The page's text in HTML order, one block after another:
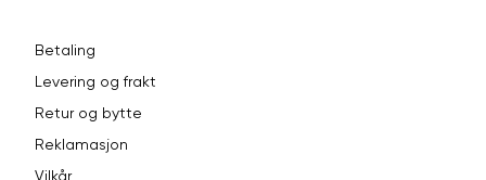
Betaling
Levering og frakt
Retur og bytte
Reklamasjon
Vilkår